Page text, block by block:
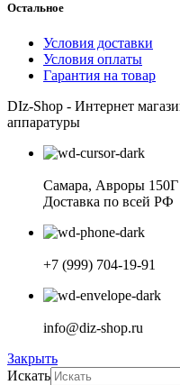
Остальное
Условия доставки
Условия оплаты
Гарантия на товар
DIz-Shop - Интернет
аппаратуры
Самара, Авроры 150Г
Доставка по всей РФ
+7 (999) 704-19-91
info@diz-shop.ru
Закрыть
Искать